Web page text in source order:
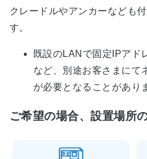
クレードルやアンカーなども
す。
既設のLANで固定IPアド
など、別途お客さまにて
が必要となることがあり
ご希望の場合、設置場所